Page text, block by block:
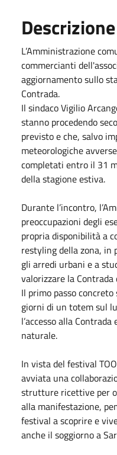
Descrizione
L’Amministrazione
commercianti
aggiornamento sullo
Contrada.
Il sindaco Vigilio
stanno procedendo
previsto e che, salvo
meteorologiche
completati entro il 31
della stagione estiva.
Durante l’incontro,
preoccupazioni degli
propria disponibilità a
restyling della zona, in
gli arredi urbani e a
valorizzare la
Il primo passo
giorni di un totem sul
l’accesso alla
naturale.
In vista del festival
avviata una
strutture ricettive per
alla manifestazione,
festival a scoprire e
anche il soggiorno a